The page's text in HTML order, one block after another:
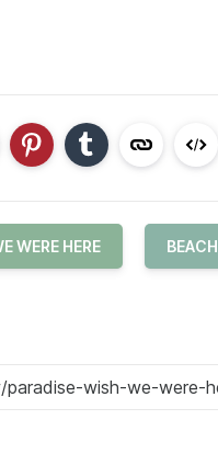
WERE HERE BEACH